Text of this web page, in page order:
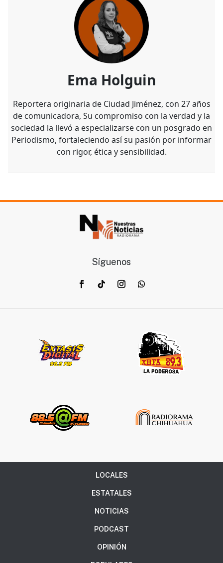
Ema Holguin
Reportera originaria de Ciudad Jiménez, con 27 años
de comunicadora, Su compromiso con la verdad y la
sociedad la llevó a especializarse con un posgrado en
Periodismo, fortaleciendo así su pasión por informar
con rigor, ética y sensibilidad.
Síguenos
LOCALES
ESTATALES
NOTICIAS
PODCAST
OPINIÓN